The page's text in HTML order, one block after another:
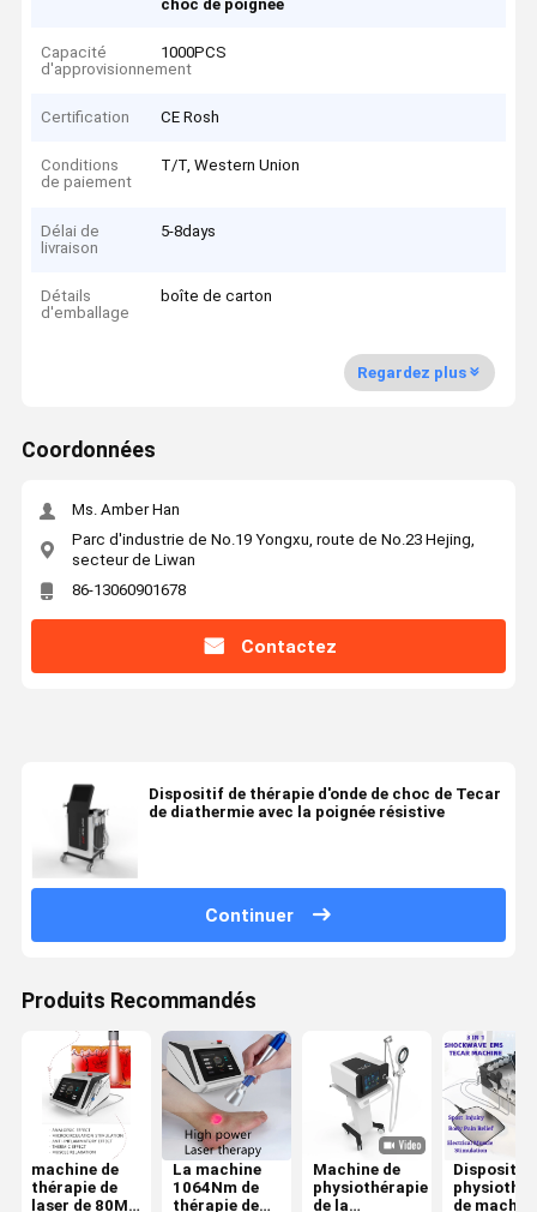
choc de poignée
Capacité
d'approvisionnement
1000PCS
Certification CE Rosh
Conditions
de paiement
T/T, Western Union
Délai de
livraison
5-8days
Détails
d'emballage
boîte de carton
Regardez plus
Coordonnées
Ms. Amber Han
Parc d'industrie de No.19 Yongxu, route de No.23 Hejing,
secteur de Liwan
86-13060901678
Contactez
Dispositif de thérapie d'onde de choc de Tecar
de diathermie avec la poignée résistive
Continuer
Produits Recommandés
machine de
thérapie de
laser de 80Ms
La machine
1064Nm de
thérapie de
Machine de
physiothérapie
de la
Dispositif
de